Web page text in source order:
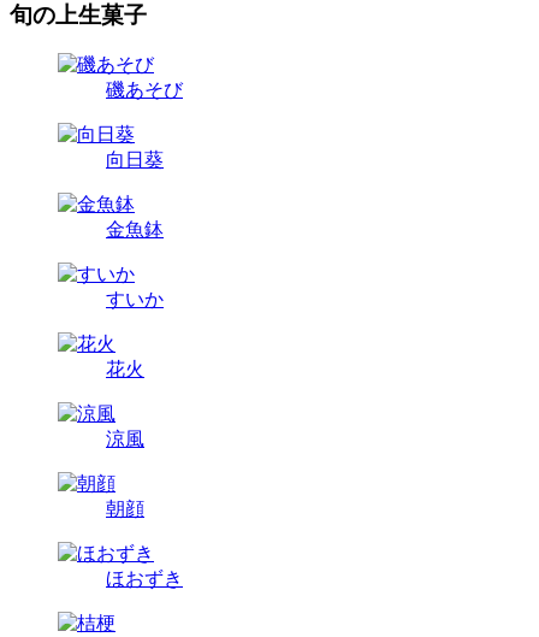
旬の上生菓子
磯あそび
向日葵
金魚鉢
すいか
花火
涼風
朝顔
ほおずき